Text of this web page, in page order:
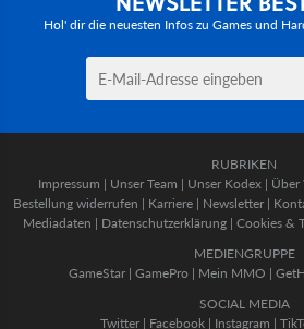
Hol' dir die neuesten Infos zu Games und
RUBRIKEN
Impressum | Unser Team | Unser Kodex | Über
Bestellung widerrufen | Karriere | Newsletter |
Mediadaten | Datenschutzerklärung | Cookies &
MEDIENGRUPPE
GameStar| GamePro | Mein MMO |
SOCIAL MEDIA
Twitter | Facebook | Instagram |